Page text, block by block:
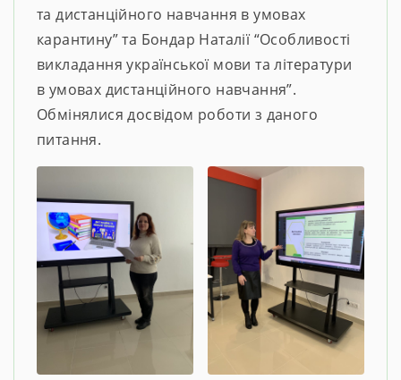
та дистанційного навчання в умовах
карантину” та Бондар Наталії “Особливості
викладання української мови та літератури
в умовах дистанційного навчання”.
Обмінялися досвідом роботи з даного
питання.